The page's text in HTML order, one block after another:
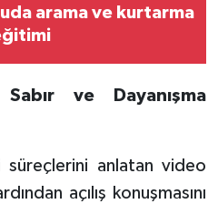
arama ve kurtarma
ve Dayanışma
süreçlerini anlatan video
açılış konuşmasını